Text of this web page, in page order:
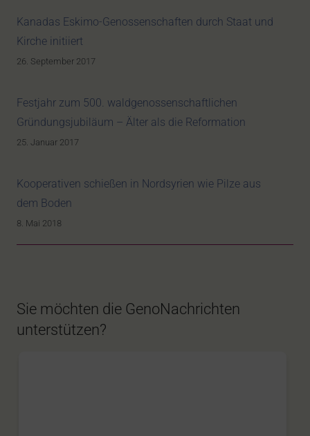
Kanadas Eskimo-Genossenschaften durch Staat und
Kirche initiiert
26. September 2017
Festjahr zum 500. waldgenossenschaftlichen
Gründungsjubiläum – Älter als die Reformation
25. Januar 2017
Kooperativen schießen in Nordsyrien wie Pilze aus
dem Boden
8. Mai 2018
Sie möchten die GenoNachrichten
unterstützen?